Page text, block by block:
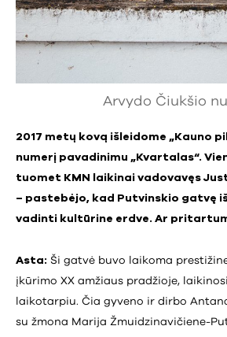
Arvydo Čiukšio
2017 metų kovą išleidome „Kauno
numerį pavadinimu „Kvartalas“.
tuomet KMN laikinai vadovavęs
– pastebėjo, kad Putvinskio gatvę
vadinti kultūrine erdve. Ar
Asta: Ši gatvė buvo laikoma
įkūrimo XX amžiaus pradžioje,
laikotarpiu. Čia gyveno ir dirbo
su žmona Marija Žmuidzinavičiene-